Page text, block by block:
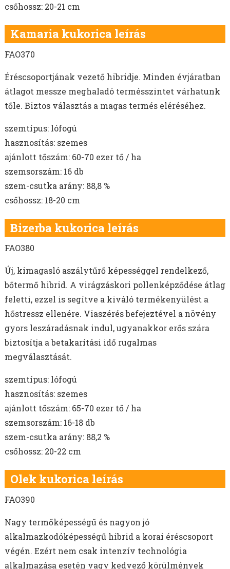
csőhossz: 20-21 cm
Kamaria kukorica leírás
FAO370
Éréscsoportjának vezető hibridje. Minden évjáratban
átlagot messze meghaladó termésszintet várhatunk
tőle. Biztos választás a magas termés eléréséhez.
szemtípus: lófogú
hasznosítás: szemes
ajánlott tőszám: 60-70 ezer tő / ha
szemsorszám: 16 db
szem-csutka arány: 88,8 %
csőhossz: 18-20 cm
Bizerba kukorica leírás
FAO380
Új, kimagasló aszálytűrő képességgel rendelkező,
bőtermő hibrid. A virágzáskori pollenképződése átlag
feletti, ezzel is segítve a kiváló termékenyülést a
hőstressz ellenére. Viaszérés befejeztével a növény
gyors leszáradásnak indul, ugyanakkor erős szára
biztosítja a betakarítási idő rugalmas
megválasztását.
szemtípus: lófogú
hasznosítás: szemes
ajánlott tőszám: 65-70 ezer tő / ha
szemsorszám: 16-18 db
szem-csutka arány: 88,2 %
csőhossz: 20-22 cm
Olek kukorica leírás
FAO390
Nagy termőképességű és nagyon jó
alkalmazkodóképességű hibrid a korai éréscsoport
végén. Ezért nem csak intenzív technológia
alkalmazása esetén vagy kedvező körülmények